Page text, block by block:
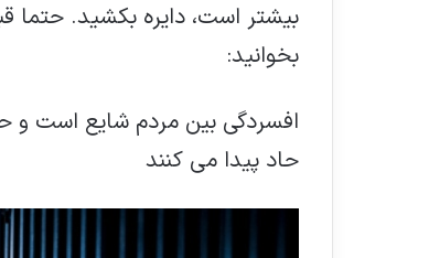
بیشتر است، دایره بکشید. حتما
بخوانید:
حاد پیدا می کنند